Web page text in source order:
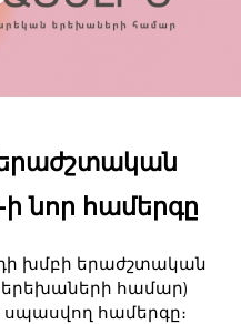
երաժշտական
նոր համերգը
խմբի երաժշտական
համար)
համերգը։